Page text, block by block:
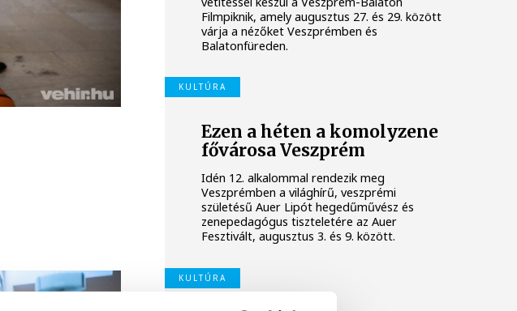
Filmpiknik, amely augusztus 27. és 29. között
várja a nézőket Veszprémben és
Balatonfüreden.
KULTÚRA
Ezen a héten a komolyzene
fővárosa Veszprém
Idén 12. alkalommal rendezik meg
Veszprémben a világhírű, veszprémi
születésű Auer Lipót hegedűművész és
zenepedagógus tiszteletére az Auer
Fesztivált, augusztus 3. és 9. között.
KULTÚRA